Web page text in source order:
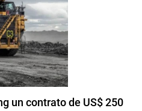
un contrato de US$ 250